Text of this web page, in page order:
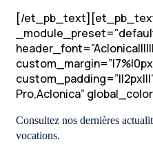
[/et_pb_text][et_pb_text
Pro,Aclonica”
Consultez nos dernières
vocations.